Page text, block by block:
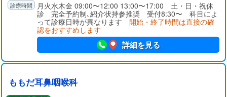
月火水木金 09:00〜12:00 13:00〜17:00 土・日・祝休
診 完全予約制､紹介状持参推奨 受付8:30〜 科目によ
って診療日時が異なります 開始・終了時間は直接の確
認をおすすめします
詳細を見る
ももだ耳鼻咽喉科